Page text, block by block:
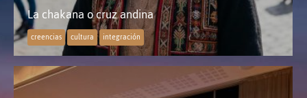
La chakana o cruz andina
creencias cultura integración